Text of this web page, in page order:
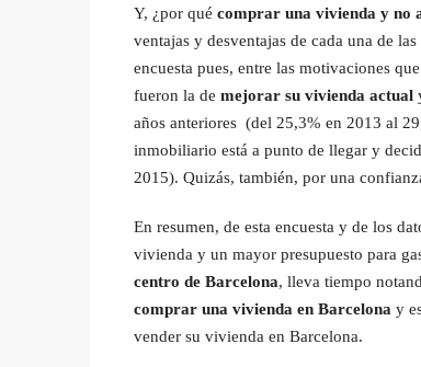
Y, ¿por qué comprar una vivienda y no
ventajas y desventajas de cada una de
encuesta pues, entre las motivaciones
fueron la de mejorar su vivienda actual
años anteriores (del 25,3% en 2013 al
inmobiliario está a punto de llegar y
2015). Quizás, también, por una
En resumen, de esta encuesta y de los
vivienda y un mayor presupuesto para
centro de Barcelona, lleva tiempo
comprar una vivienda en Barcelona y
vender su vivienda en Barcelona.